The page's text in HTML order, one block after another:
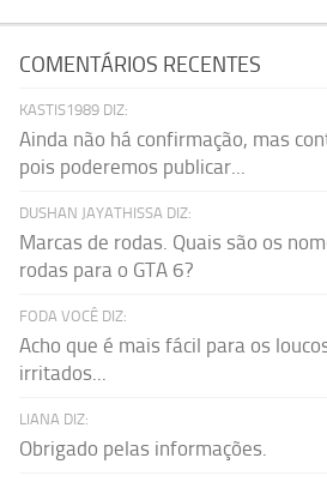
COMENTÁRIOS RECENTES
KASTIS1989 DIZ:
Ainda não há confirmação, mas
pois poderemos publicar...
DUSHAN JAYATHISSA DIZ:
Marcas de rodas. Quais são os
rodas para o GTA 6?
FODA VOCÊ DIZ:
Acho que é mais fácil para os
irritados...
LIANA DIZ:
Obrigado pelas informações.